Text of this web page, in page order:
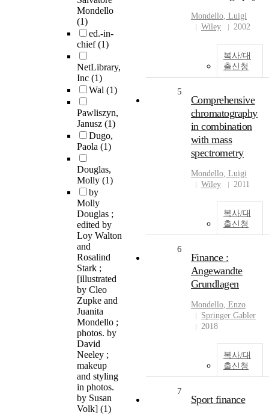
Mondello
(1)
ed.-in-
chief(1)
NetLibrary,
Inc (1)
Wal (1)
Pawliszyn,
Janusz (1)
Dugo,
Paola (1)
Douglas,
Molly (1)
by
Molly
Douglas ;
edited by
Loy Walton
and
Rosalind
Stark ;
[illustrated
by Cleo
Zupke and
Juanita
Mondello ;
photos. by
David
Neeley ;
makeup
and styling
in photos.
by Susan
Volk] (1)
Mondello, Luigi
Wiley
2002
복사/대
출신청
5
Comprehensive
chromatography
in combination
with mass
spectrometry
Mondello, Luigi
Wiley
2011
복사/대
출신청
6
Finance :
Angewandte
Grundlagen
Mondello, Enzo
Springer Gabler
2018
복사/대
출신청
7
Sport finance